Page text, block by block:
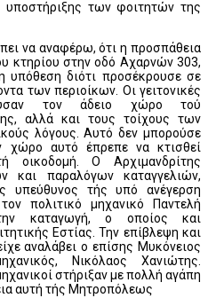
των φοιτητών της
να αναφέρω, ότι η προσπάθεια
κτηρίου στην οδό Αχαρνών 303,
υπόθεση διότι προσέκρουσε σε
των περιοίκων. Οι γειτονικές
τον άδειο χώρο τού
αλλά και τους τοίχους των
λόγους. Αυτό δεν μπορούσε
χώρο αυτό έπρεπε να κτισθεί
οικοδομή. Ο Αρχιμανδρίτης
παραλόγων καταγγελιών,
υπεύθυνος τής υπό ανέγερση
πολιτικό μηχανικό Παντελή
καταγωγή, ο οποίος και
Εστίας. Την επίβλεψη και
αναλάβει ο επίσης Μυκόνειος
Νικόλαος Χανιώτης.
στήριξαν με πολλή αγάπη
αυτή τής Μητροπόλεως